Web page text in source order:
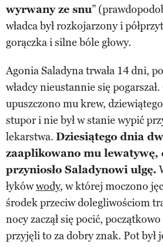
wyrwany ze snu”
władca był rozkojarzony i
gorączka i silne bóle głowy.
Agonia Saladyna trwała 14 dni,
władcy nieustannie się
upuszczono mu krew, dziewiątego
stupor i nie był w stanie wypić
lekarstwa. Dziesiątego dnia
zaaplikowano mu lewatywę,
przyniosło Saladynowi ulgę.
łykówwody, w której moczono
środek przeciw dolegliwościom
nocy zaczął się pocić,
przyjęli to za dobry znak. Pot był